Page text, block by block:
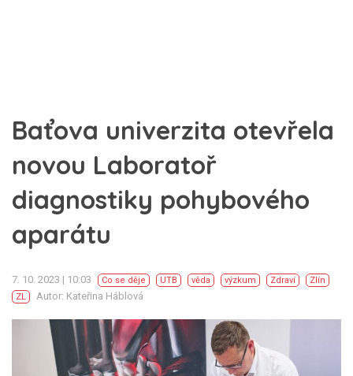
Baťova univerzita otevřela
novou Laboratoř
diagnostiky pohybového
aparátu
7. 10. 2023 | 10:03 Co se děje UTB věda výzkum Zdraví
Zlín
ZL
Autor: Kateřina Háblová